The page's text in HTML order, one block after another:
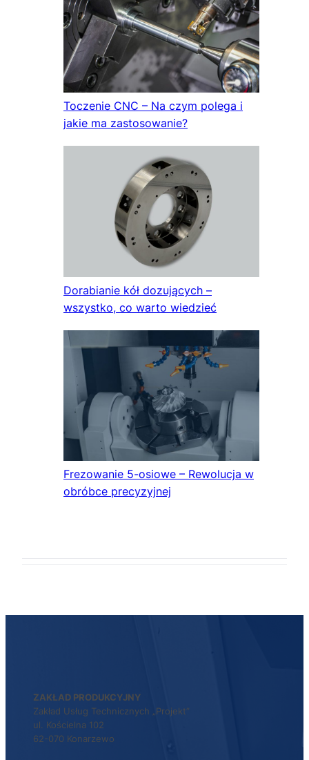
Toczenie CNC – Na czym polega i
jakie ma zastosowanie?
Dorabianie kół dozujących –
wszystko, co warto wiedzieć
Frezowanie 5-osiowe – Rewolucja w
obróbce precyzyjnej
ZAKŁAD PRODUKCYJNY
Zakład Usług Technicznych „Projekt”
ul. Kościelna 102
62-070 Konarzewo